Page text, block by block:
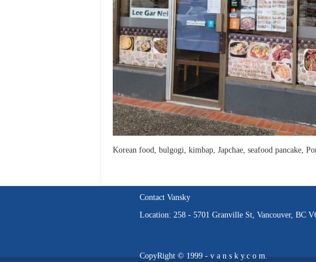
Korean food, bulgogi, kimbap, Japchae, seafood pancake,
Contact Vansky
Location: 258 - 5701 Granville St, Vancouver, BC
CopyRight © 1999 - v a n s k y.c o m.